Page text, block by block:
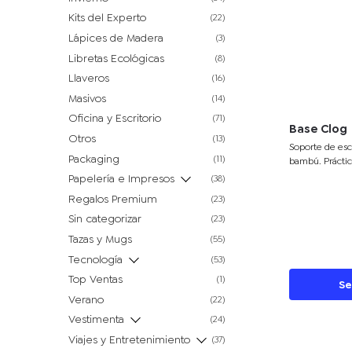
accesorio
producto
100%
Base Clog
Soporte de
bambú.
Kits del Experto (22)
Lápices de Madera (3)
Libretas Ecológicas (8)
Llaveros (16)
Masivos (14)
Oficina y Escritorio (71)
Otros (13)
Packaging (11)
Papelería e Impresos (38)
Regalos Premium (23)
Sin categorizar (23)
Tazas y Mugs (55)
Tecnología (53)
Top Ventas (1)
Verano (22)
Vestimenta (24)
Viajes y Entretenimiento (37)